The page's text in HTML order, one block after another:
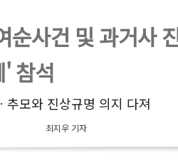
순사건 및 과거사
참석
모와 진상규명 의지 다져
최지우 기자